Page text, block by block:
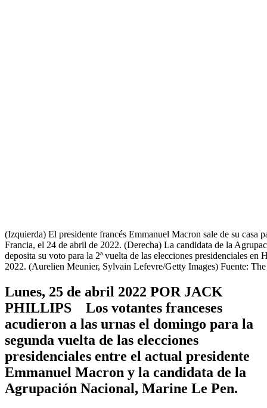
(Izquierda) El presidente francés Emmanuel Macron sale de su casa
Francia, el 24 de abril de 2022. (Derecha) La candidata de la
deposita su voto para la 2ª vuelta de las elecciones presidenciales
2022. (Aurelien Meunier, Sylvain Lefevre/Getty Images) Fuente:
Lunes, 25 de abril 2022 POR JACK
PHILLIPS Los votantes franceses
acudieron a las urnas el domingo para la
segunda vuelta de las elecciones
presidenciales entre el actual presidente
Emmanuel Macron y la candidata de la
Agrupación Nacional, Marine Le Pen.